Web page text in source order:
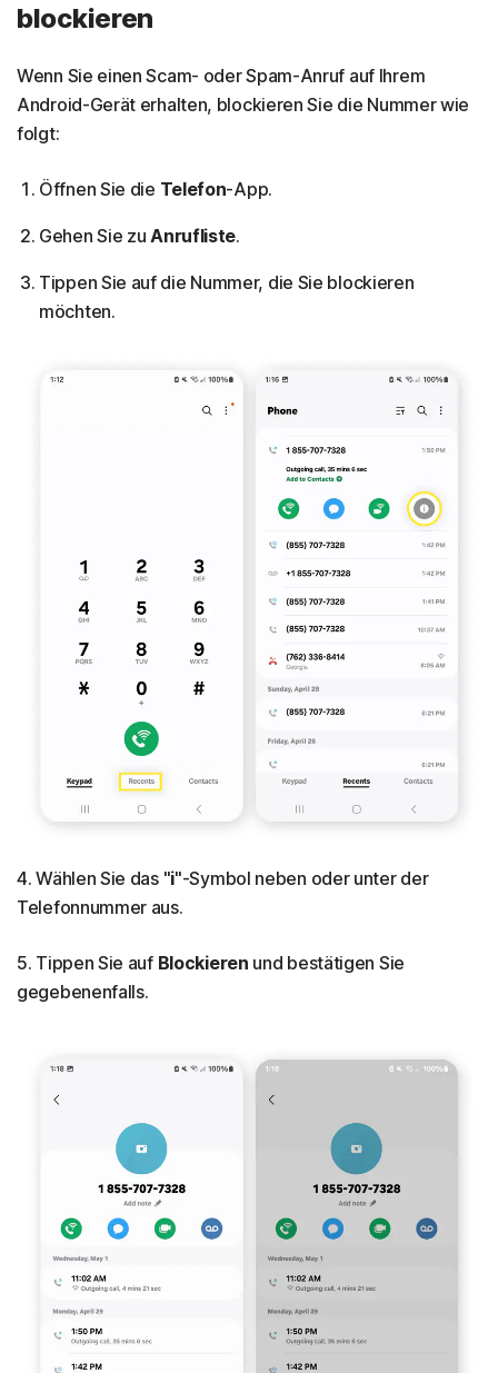
blockieren
Wenn Sie einen Scam- oder Spam-Anruf auf Ihrem
Android-Gerät erhalten, blockieren Sie die Nummer wie
folgt:
Öffnen Sie die Telefon-App.
Gehen Sie zu Anrufliste.
Tippen Sie auf die Nummer, die Sie blockieren
möchten.
4. Wählen Sie das "i"-Symbol neben oder unter der
Telefonnummer aus.
5. Tippen Sie auf Blockieren und bestätigen Sie
gegebenenfalls.